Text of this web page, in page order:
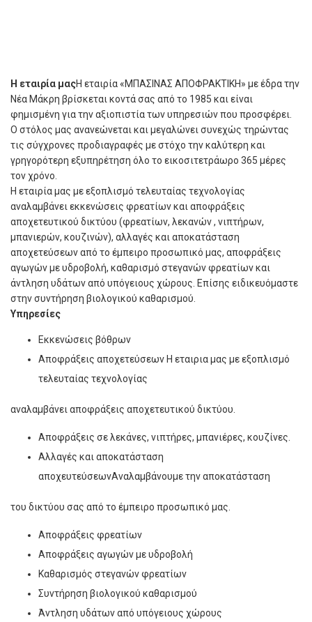
Η εταιρία μαςΗ εταιρία «ΜΠΑΣΙΝΑΣ ΑΠΟΦΡΑΚΤΙΚΗ» με έδρα την
Νέα Μάκρη βρίσκεται κοντά σας από το 1985 και είναι
φημισμένη για την αξιοπιστία των υπηρεσιών που προσφέρει.
Ο στόλος μας ανανεώνεται και μεγαλώνει συνεχώς τηρώντας
τις σύγχρονες προδιαγραφές με στόχο την καλύτερη και
γρηγορότερη εξυπηρέτηση όλο το εικοσιτετράωρο 365 μέρες
τον χρόνο.
Η εταιρία μας με εξοπλισμό τελευταίας τεχνολογίας
αναλαμβάνει εκκενώσεις φρεατίων και αποφράξεις
αποχετευτικού δικτύου (φρεατίων, λεκανών , νιπτήρων,
μπανιερών, κουζινών), αλλαγές και αποκατάσταση
αποχετεύσεων από το έμπειρο προσωπικό μας, αποφράξεις
αγωγών με υδροβολή, καθαρισμό στεγανών φρεατίων και
άντληση υδάτων από υπόγειους χώρους. Επίσης ειδικευόμαστε
στην συντήρηση βιολογικού καθαρισμού.
Υπηρεσίες
Εκκενώσεις βόθρων
Αποφράξεις αποχετεύσεων Η εταιρια μας με εξοπλισμό
τελευταίας τεχνολογίας
αναλαμβάνει αποφράξεις αποχετευτικού δικτύου.
Αποφράξεις σε λεκάνες, νιπτήρες, μπανιέρες, κουζίνες.
Αλλαγές και αποκατάσταση
αποχευτεύσεωνΑναλαμβάνουμε την αποκατάσταση
του δικτύου σας από το έμπειρο προσωπικό μας.
Αποφράξεις φρεατίων
Αποφράξεις αγωγών με υδροβολή
Καθαρισμός στεγανών φρεατίων
Συντήρηση βιολογικού καθαρισμού
Άντληση υδάτων από υπόγειους χώρους